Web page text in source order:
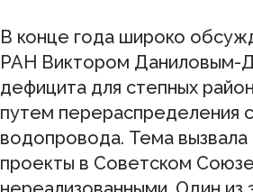
В конце года широко
РАН Виктором Даниловым-
дефицита для степных
путем перераспределения
водопровода. Тема
проекты в Советском